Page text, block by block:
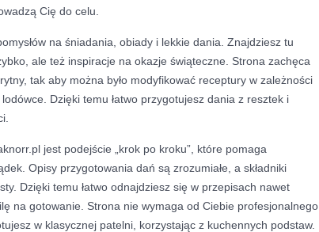
Cię do celu.
na śniadania, obiady i lekkie dania. Znajdziesz tu
ale też inspiracje na okazje świąteczne. Strona zachęca
tak aby można było modyfikować receptury w zależności
Dzięki temu łatwo przygotujesz dania z resztek i
jest podejście „krok po kroku”, które pomaga
Opisy przygotowania dań są zrozumiałe, a składniki
Dzięki temu łatwo odnajdziesz się w przepisach nawet
na gotowanie. Strona nie wymaga od Ciebie profesjonalnego
w klasycznej patelni, korzystając z kuchennych podstaw.